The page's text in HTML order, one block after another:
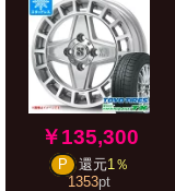
￥135,300
P 還元1％
1353pt